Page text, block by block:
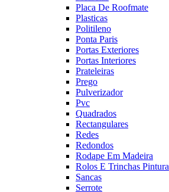
Placa De Roofmate
Plasticas
Politileno
Ponta Paris
Portas Exteriores
Portas Interiores
Prateleiras
Prego
Pulverizador
Pvc
Quadrados
Rectangulares
Redes
Redondos
Rodape Em Madeira
Rolos E Trinchas Pintura
Sancas
Serrote